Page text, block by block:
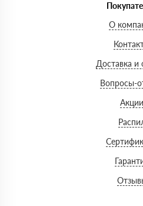
О
Доставка и
Вопросы-
Акции